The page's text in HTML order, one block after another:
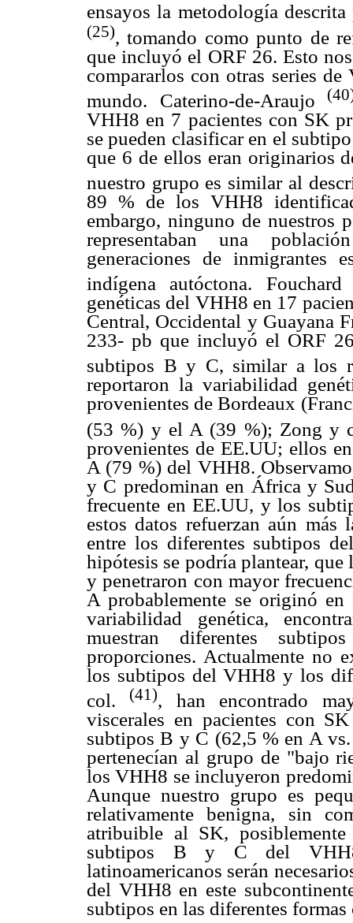
ensayos la metodología
(25), tomando como punto de
que incluyó el ORF 26. Esto
compararlos con otras series
mundo. Caterino-de-Araujo
VHH8 en 7 pacientes con SK
se pueden clasificar en el
que 6 de ellos eran originarios
nuestro grupo es similar al
89 % de los VHH8
embargo, ninguno de nuestros
representaban una
generaciones de inmigrantes
indígena autóctona.
genéticas del VHH8 en 17
Central, Occidental y Guayana
233- pb que incluyó el ORF
subtipos B y C, similar a los
reportaron la variabilidad
provenientes de Bordeaux
(53 %) y el A (39 %); Zong y
provenientes de EE.UU; ellos
A (79 %) del VHH8.
y C predominan en África y
frecuente en EE.UU, y los
estos datos refuerzan aún
entre los diferentes subtipos
hipótesis se podría plantear,
y penetraron con mayor
A probablemente se originó
variabilidad genética,
muestran diferentes
proporciones. Actualmente no
los subtipos del VHH8 y los
col.
(41), han encontrado
viscerales en pacientes con
subtipos B y C (62,5 % en A
pertenecían al grupo de "bajo
los VHH8 se incluyeron
Aunque nuestro grupo es
relativamente benigna, sin
atribuible al SK,
subtipos B y C del
latinoamericanos serán
del VHH8 en este
subtipos en las diferentes